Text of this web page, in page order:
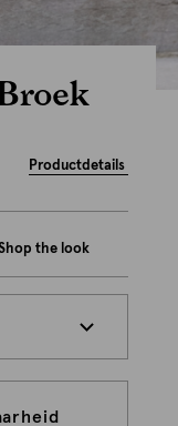
Productdetails
the look